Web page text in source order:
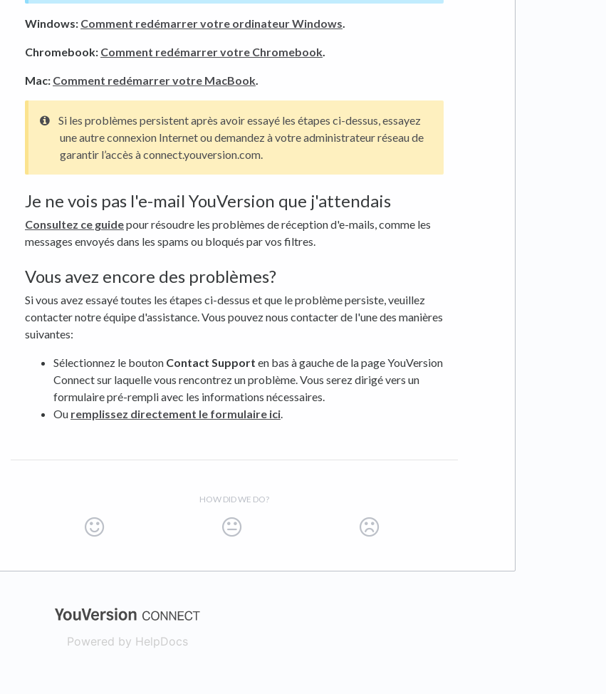
Windows: Comment redémarrer votre ordinateur Windows
Chromebook: Comment redémarrer votre Chromebook
Mac: Comment redémarrer votre MacBook
Si les problèmes persistent après avoir essayé les étapes ci-dessus, essayez
une autre connexion Internet ou demandez à votre administrateur réseau de
garantir l’accès à connect.youversion.com.
Je ne vois pas l'e-mail YouVersion que j'attendais
Consultez ce guidepour résoudre les problèmes de réception d'e-mails, comme les
messages envoyés dans les spams ou bloqués par vos filtres.
Vous avez encore des problèmes?
Si vous avez essayé toutes les étapes ci-dessus et que le problème persiste, veuillez
contacter notre équipe d'assistance. Vous pouvez nous contacter de l'une des manières
suivantes:
Sélectionnez le bouton Contact Support en bas à gauche de la page YouVersion
Connect sur laquelle vous rencontrez un problème. Vous serez dirigé vers un
formulaire pré-rempli avec les informations nécessaires.
Ou remplissez directement le formulaire ici
HOW DID WE DO?
(opens in a new tab)
Powered by HelpDocs